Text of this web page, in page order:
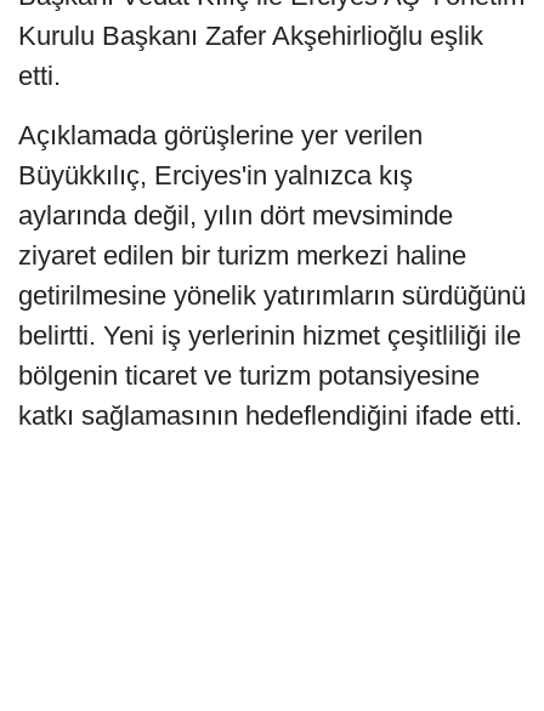
Kurulu Başkanı Zafer Akşehirlioğlu eşlik
etti.
Açıklamada görüşlerine yer verilen
Büyükkılıç, Erciyes'in yalnızca kış
aylarında değil, yılın dört mevsiminde
ziyaret edilen bir turizm merkezi haline
getirilmesine yönelik yatırımların sürdüğünü
belirtti. Yeni iş yerlerinin hizmet çeşitliliği ile
bölgenin ticaret ve turizm potansiyesine
katkı sağlamasının hedeflendiğini ifade etti.